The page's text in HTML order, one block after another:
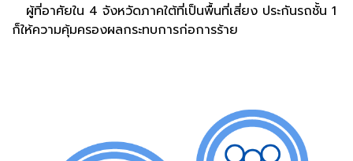
ผู้ที่อาศัยใน 4 จังหวัดภาคใต้ที่เป็นพื้นที่เสี่ยง ประกันรถชั้น 1
ก็ให้ความคุ้มครองผลกระทบการก่อการร้าย